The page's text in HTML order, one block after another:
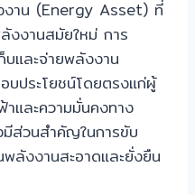
งาน (Energy Asset) ที่
งงานสมัยใหม่ การ
บและจ่ายพลังงาน
บประโยชน์โดยตรงแก่ผู้
และความมั่นคงทาง
ส่วนสำคัญในการขับ
ลังงานสะอาดและยั่งยืน